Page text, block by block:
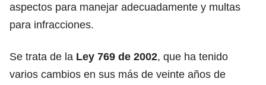
aspectos para manejar adecuadamente y multas
para infracciones.
Se trata de la Ley 769 de 2002, que ha tenido
varios cambios en sus más de veinte años de